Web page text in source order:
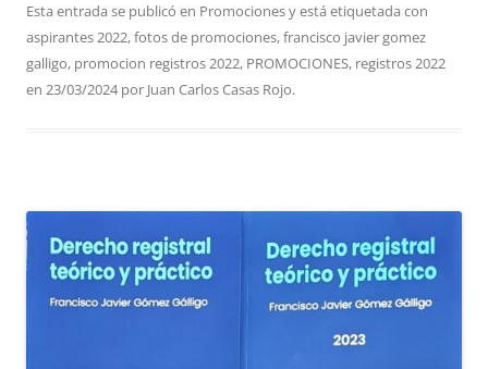
Esta entrada se publicó en Promocionesy está etiquetada con
aspirantes 2022,fotos de promociones,francisco javier gomez
galligo, promocion registros 2022, PROMOCIONES, registros 2022
en 23/03/2024por Juan Carlos Casas Rojo.